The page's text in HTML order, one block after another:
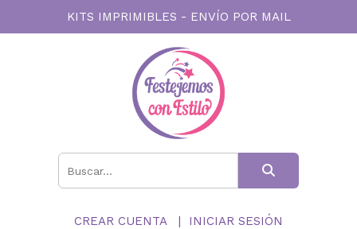
KITS IMPRIMIBLES - ENVÍO POR MAIL
CREAR CUENTA INICIAR SESIÓN